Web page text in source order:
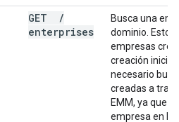
GET
/
enterprises
Busca una
dominio. Esto
empresas
creación
necesario
creadas a
EMM, ya que
empresa en la